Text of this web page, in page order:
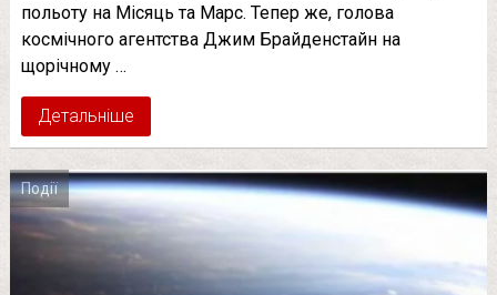
польоту на Місяць та Марс. Тепер же, голова
космічного агентства Джим Брайденстайн на
щорічному …
Детальніше
Події